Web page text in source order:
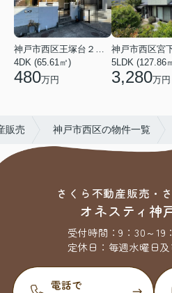
4DK (65.61㎡)
480万円
神戸市西区宮
5LDK (127.86
3,280万円
販売 神戸市西区の物件一覧
さくら不動産販売・
オネスティ神
受付時間：9：30～19
定休日： 毎週水曜日